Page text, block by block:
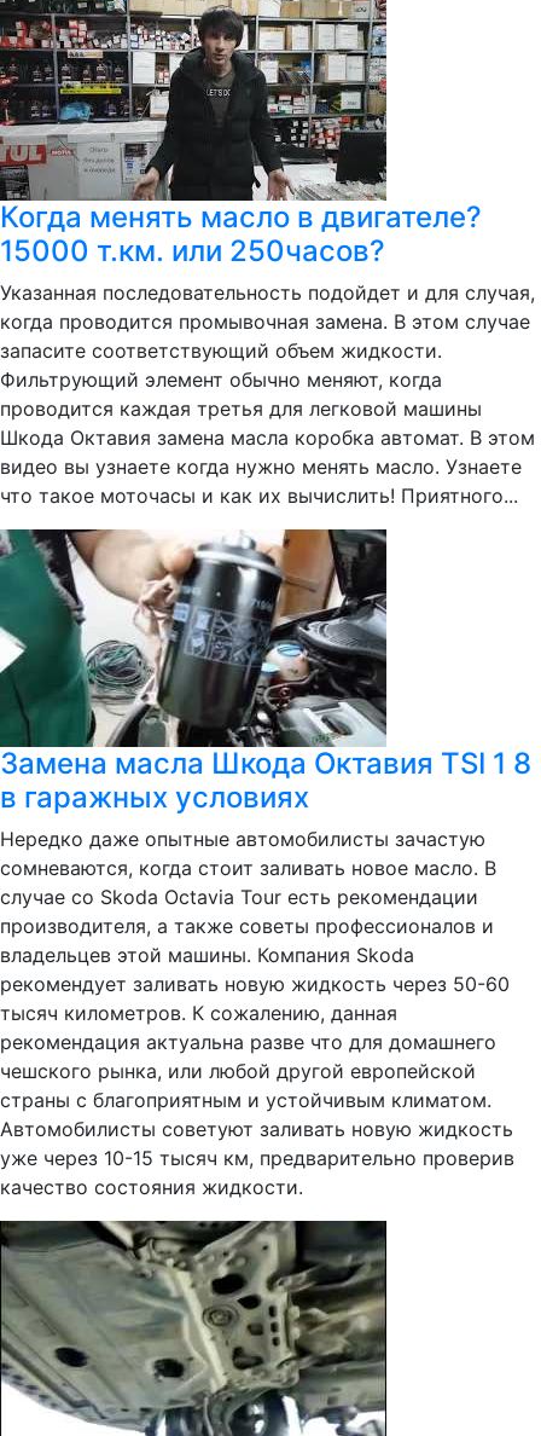
Когда менять масло в двигателе?
15000 т.км. или 250часов?
Указанная последовательность подойдет и для случая,
когда проводится промывочная замена. В этом случае
запасите соответствующий объем жидкости.
Фильтрующий элемент обычно меняют, когда
проводится каждая третья для легковой машины
Шкода Октавия замена масла коробка автомат. В этом
видео вы узнаете когда нужно менять масло. Узнаете
что такое моточасы и как их вычислить! Приятного...
Замена масла Шкода Октавия TSI 1 8
в гаражных условиях
Нередко даже опытные автомобилисты зачастую
сомневаются, когда стоит заливать новое масло. В
случае со Skoda Octavia Tour есть рекомендации
производителя, а также советы профессионалов и
владельцев этой машины. Компания Skoda
рекомендует заливать новую жидкость через 50-60
тысяч километров. К сожалению, данная
рекомендация актуальна разве что для домашнего
чешского рынка, или любой другой европейской
страны с благоприятным и устойчивым климатом.
Автомобилисты советуют заливать новую жидкость
уже через 10-15 тысяч км, предварительно проверив
качество состояния жидкости.